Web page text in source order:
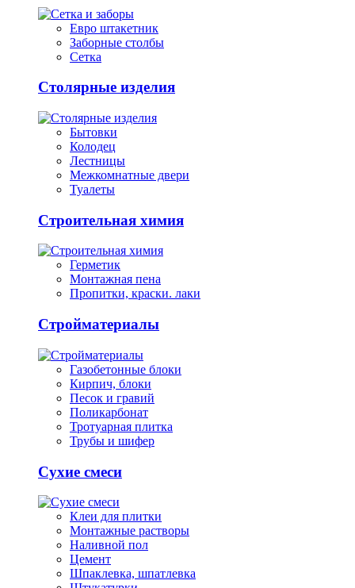
Евро штакетник
Заборные столбы
Сетка
Столярные изделия
Бытовки
Колодец
Лестницы
Межкомнатные двери
Туалеты
Строительная химия
Герметик
Монтажная пена
Пропитки, краски. лаки
Стройматериалы
Газобетонные блоки
Кирпич, блоки
Песок и гравий
Поликарбонат
Тротуарная плитка
Трубы и шифер
Сухие смеси
Клеи для плитки
Монтажные растворы
Наливной пол
Цемент
Шпаклевка, шпатлевка